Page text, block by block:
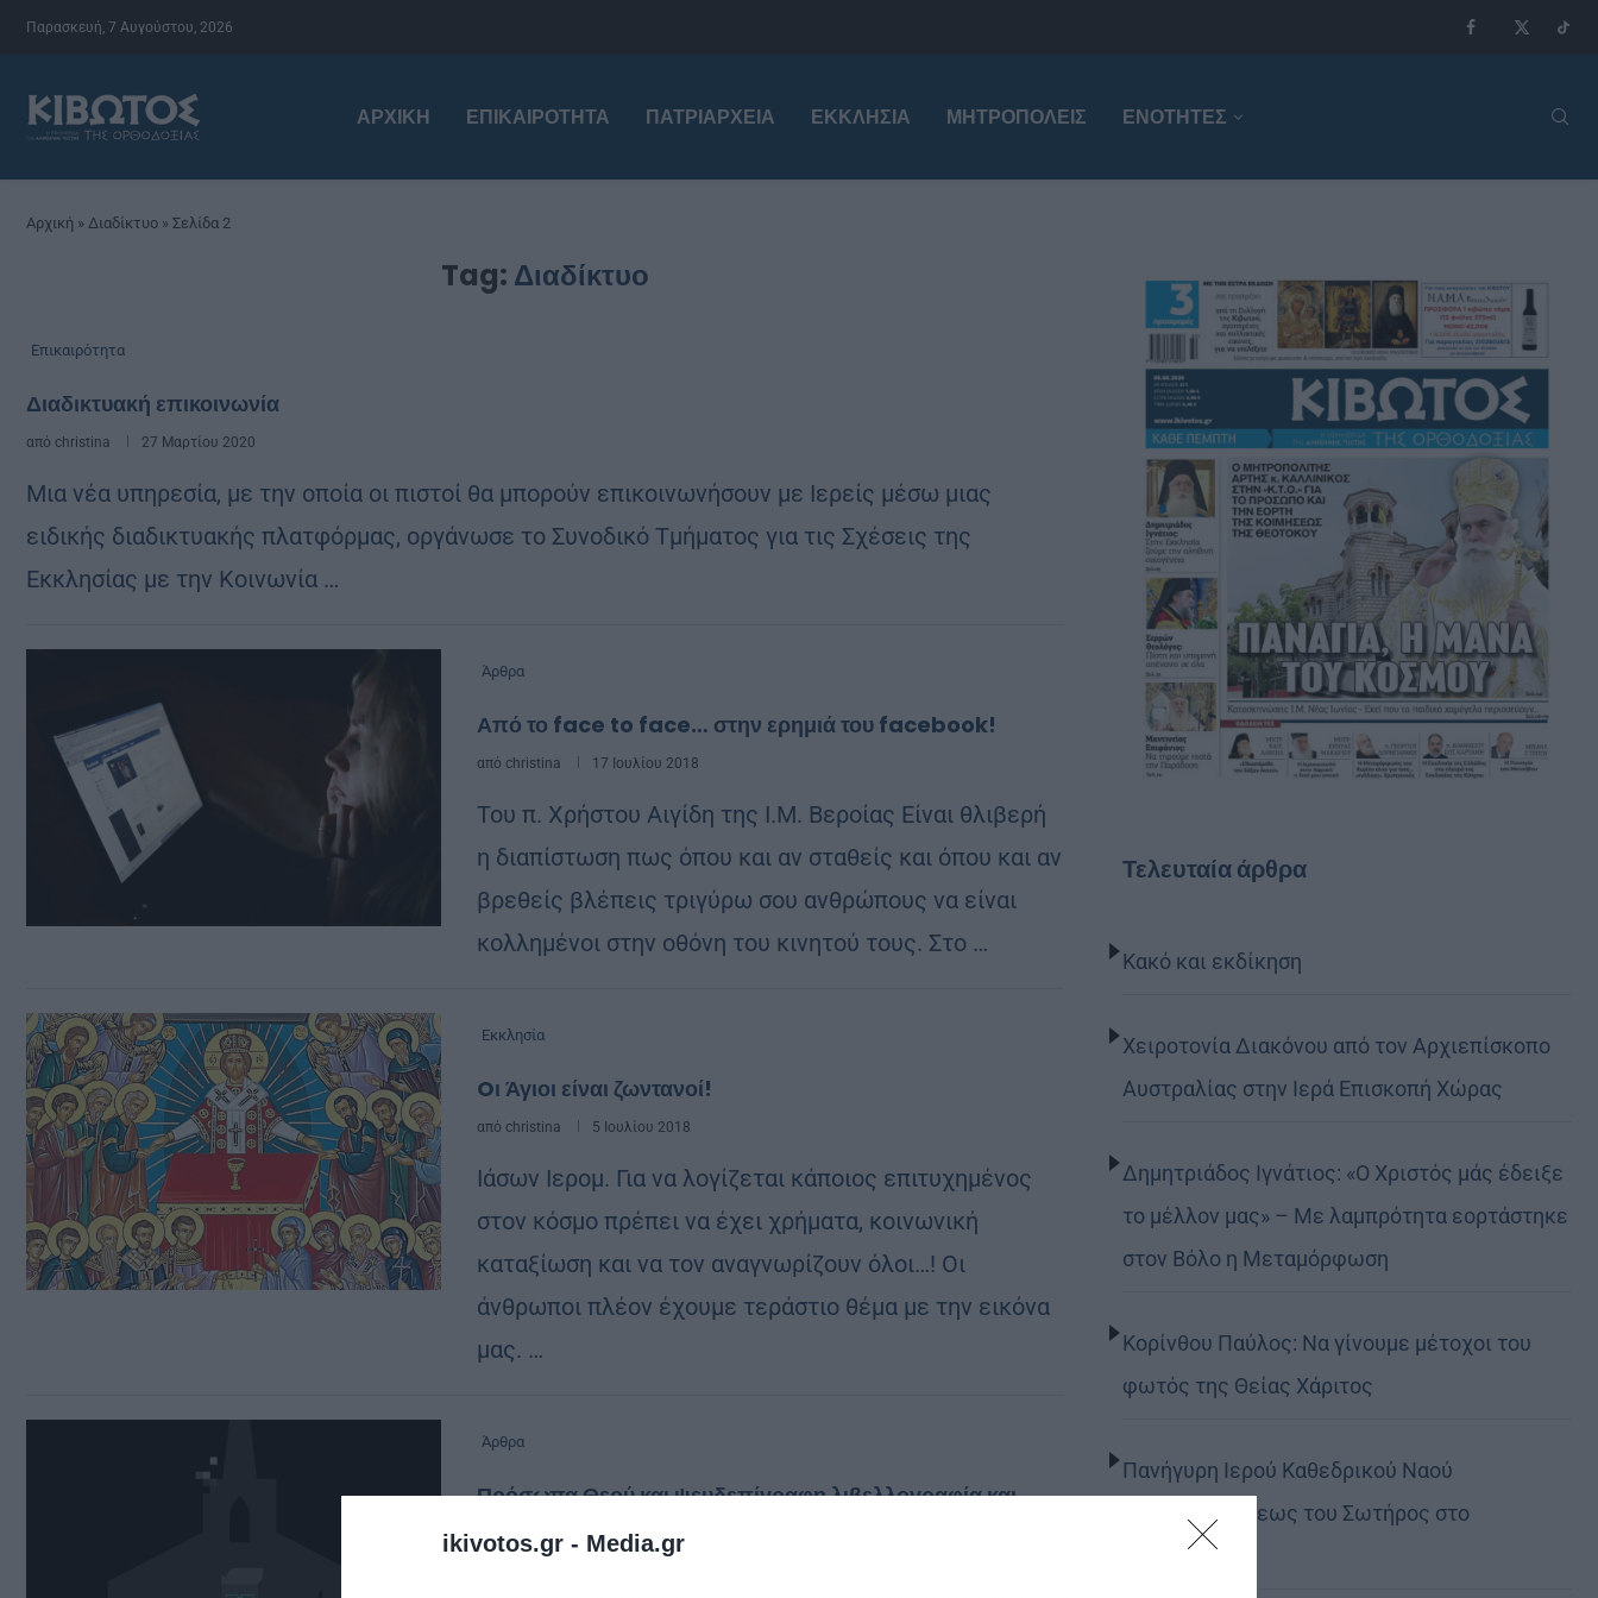
ikivotos.gr - Media.gr
Παρασκευή, 7 Αυγούστου, 2026
ΑΡΧΙΚΉ ΕΠΙΚΑΙΡΌΤΗΤΑ ΠΑΤΡΙΑΡΧΕΊΑ ΕΚΚΛΗΣΊΑ ΜΗΤΡΟΠΌΛΕΙΣ ΕΝΟΤΗΤΕΣ
Αρχική » Διαδίκτυο » Σελίδα 2
Tag: Διαδίκτυο
Επικαιρότητα
Διαδικτυακή επικοινωνία
από christina 27 Μαρτίου 2020
Μια νέα υπηρεσία, με την οποία οι πιστοί θα μπορούν επικοινωνήσουν με Ιερείς μέσω μιας
ειδικής διαδικτυακής πλατφόρμας, οργάνωσε το Συνοδικό Τμήματος για τις Σχέσεις της
Εκκλησίας με την Κοινωνία …
Άρθρα
Από το face to face… στην ερημιά του facebook!
από christina 17 Ιουλίου 2018
Του π. Χρήστου Αιγίδη της Ι.Μ. Βεροίας Είναι θλιβερή
η διαπίστωση πως όπου και αν σταθείς και όπου και αν
βρεθείς βλέπεις τριγύρω σου ανθρώπους να είναι
κολλημένοι στην οθόνη του κινητού τους. Στο …
Εκκλησία
Oι Άγιοι είναι ζωντανοί!
από christina 5 Ιουλίου 2018
Ιάσων Ιερομ. Για να λογίζεται κάποιος επιτυχημένος
στον κόσμο πρέπει να έχει χρήματα, κοινωνική
καταξίωση και να τον αναγνωρίζουν όλοι…! Οι
άνθρωποι πλέον έχουμε τεράστιο θέμα με την εικόνα
μας. …
Άρθρα
Πρόσωπα Θεού και ψευδεπίγραφη λιβελλογραφία και
ανωνυμία…
Τελευταία άρθρα
Κακό και εκδίκηση
Χειροτονία Διακόνου από τον Αρχιεπίσκοπο
Αυστραλίας στην Ιερά Επισκοπή Χώρας
Δημητριάδος Ιγνάτιος: «Ο Χριστός μάς έδειξε
το μέλλον μας» – Με λαμπρότητα εορτάστηκε
στον Βόλο η Μεταμόρφωση
Κορίνθου Παύλος: Να γίνουμε μέτοχοι του
φωτός της Θείας Χάριτος
Πανήγυρη Ιερού Καθεδρικού Ναού
Μεταμορφώσεως του Σωτήρος στο
Αρκαλοχώρι